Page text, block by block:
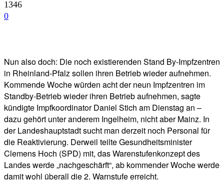
1346
0
Nun also doch: Die noch existierenden Stand By-Impfzentren
in Rheinland-Pfalz sollen ihren Betrieb wieder aufnehmen.
Kommende Woche würden acht der neun Impfzentren im
Standby-Betrieb wieder ihren Betrieb aufnehmen, sagte
kündigte Impfkoordinator Daniel Stich am Dienstag an –
dazu gehört unter anderem Ingelheim, nicht aber Mainz. In
der Landeshauptstadt sucht man derzeit noch Personal für
die Reaktivierung. Derweil teilte Gesundheitsminister
Clemens Hoch (SPD) mit, das Warenstufenkonzept des
Landes werde „nachgeschärft“, ab kommender Woche werde
damit wohl überall die 2. Warnstufe erreicht.